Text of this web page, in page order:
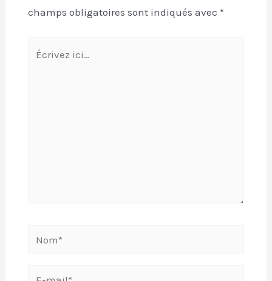
champs obligatoires sont indiqués avec *